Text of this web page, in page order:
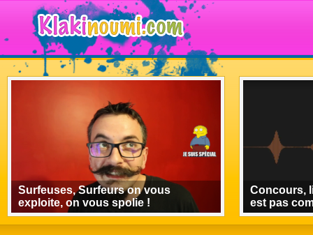
Surfeuses, Surfeurs on vous
exploite, on vous spolie !
Concours,
est pas